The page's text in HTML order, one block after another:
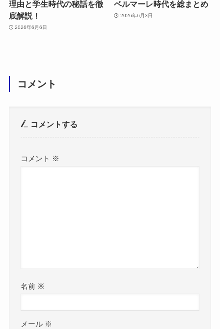
理由と学生時代の秘話を徹
底解説！
2026年6月6日
ベルマーレ時代を総まとめ
2026年6月3日
コメント
コメントする
コメント ※
名前 ※
メール ※